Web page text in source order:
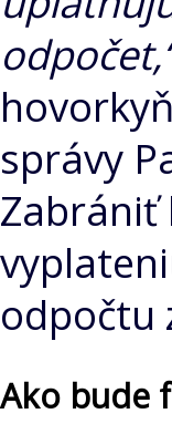
správy
Zabrániť
odpočtu
Ako bude